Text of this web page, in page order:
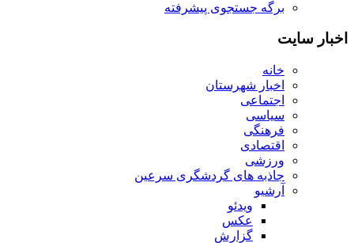
برگه جستجوی پیشرفته
اخبار سایت
خانه
اخبار شهرستان
اجتماعی
سیاسی
فرهنگی
اقتصادی
ورزشی
جاذبه های گردشگری سرعین
آرشیو
ویدئو
عکس
گزارش